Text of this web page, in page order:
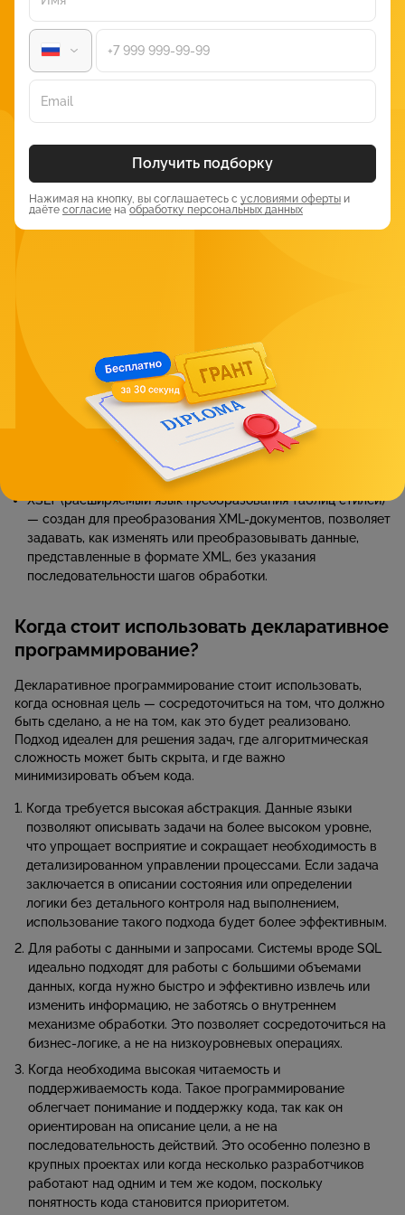
Ограниченная производительность. В некоторых случаях
языки могут быть менее эффективными, особенно если
компилятор или интерпретатор не могут применить
оптимизации, которые программист мог бы вручную
предусмотреть в императивном коде.
Примеры декларативных языков
программирования
Эти языки кодинга применяются в различных областях.
Некоторые из самых популярных включают:
язык, используемый для определения структуры и
содержания веб-страниц.
CSS (Каскадные таблицы стилей) — используется для
оформления и стилизации элементов на веб-страницах,
задавая их внешний вид и оформление.
Prolog — логический язык кодинга, который используется
для решения задач, основанных на логических правилах.
XSLT (расширяемый язык преобразования таблиц стилей)
— создан для преобразования XML-документов, позволяет
задавать, как изменять или преобразовывать данные,
представленные в формате XML, без указания
последовательности шагов обработки.
Когда стоит использовать декларативное
программирование?
Декларативное программирование стоит использовать,
когда основная цель — сосредоточиться на том, что должно
быть сделано, а не на том, как это будет реализовано.
Подход идеален для решения задач, где алгоритмическая
сложность может быть скрыта, и где важно
минимизировать объем кода.
Когда требуется высокая абстракция. Данные языки
позволяют описывать задачи на более высоком уровне,
что упрощает восприятие и сокращает необходимость в
детализированном управлении процессами. Если задача
заключается в описании состояния или определении
логики без детального контроля над выполнением,
использование такого подхода будет более эффективным.
Для работы с данными и запросами. Системы вроде SQL
идеально подходят для работы с большими объемами
данных, когда нужно быстро и эффективно извлечь или
изменить информацию, не заботясь о внутреннем
механизме обработки. Это позволяет сосредоточиться на
бизнес-логике, а не на низкоуровневых операциях.
Когда необходима высокая читаемость и
поддерживаемость кода. Такое программирование
облегчает понимание и поддержку кода, так как он
ориентирован на описание цели, а не на
последовательность действий. Это особенно полезно в
крупных проектах или когда несколько разработчиков
работают над одним и тем же кодом, поскольку
понятность кода становится приоритетом.
Получить подборку
Нажимая на кнопку, вы соглашаетесь с условиями оферты и
даёте согласие на обработку персональных данных